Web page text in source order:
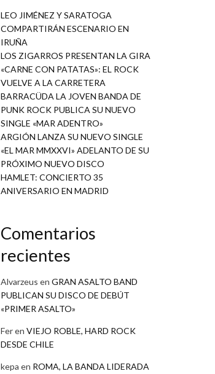
LEO JIMÉNEZ Y SARATOGA
COMPARTIRÁN ESCENARIO EN
IRUÑA
LOS ZIGARROS PRESENTAN LA GIRA
«CARNE CON PATATAS»: EL ROCK
VUELVE A LA CARRETERA
BARRACÜDA LA JOVEN BANDA DE
PUNK ROCK PUBLICA SU NUEVO
SINGLE «MAR ADENTRO»
ARGIÓN LANZA SU NUEVO SINGLE
«EL MAR MMXXVI» ADELANTO DE SU
PRÓXIMO NUEVO DISCO
HAMLET: CONCIERTO 35
ANIVERSARIO EN MADRID
Comentarios
recientes
Alvarzeus en GRAN ASALTO BAND
PUBLICAN SU DISCO DE DEBÚT
«PRIMER ASALTO»
Feren VIEJO ROBLE, HARD ROCK
DESDE CHILE
kepa en ROMA, LA BANDA LIDERADA